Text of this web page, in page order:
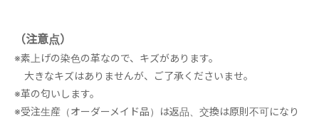
（注意点）
※素上げの染色の革なので、キズがあります。
大きなキズはありませんが、ご了承くださいませ。
※革の匂いします。
※受注生産（オーダーメイド品）は返品、交換は原則不可になり